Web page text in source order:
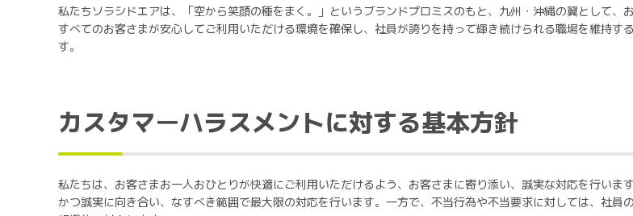
私たちソラシドエアは、「空から笑顔の種をまく。」というブランドプロミスのもと、九州・沖縄の翼として、
すべてのお客さまが安心してご利用いただける環境を確保し、社員が誇りを持って輝き続けられる職場を維持
す。
カスタマーハラスメントに対する基本方針
私たちは、お客さまお一人おひとりが快適にご利用いただけるよう、お客さまに寄り添い、誠実な対応を行い
かつ誠実に向き合い、なすべき範囲で最大限の対応を行います。一方で、不当行為や不当要求に対しては、社員